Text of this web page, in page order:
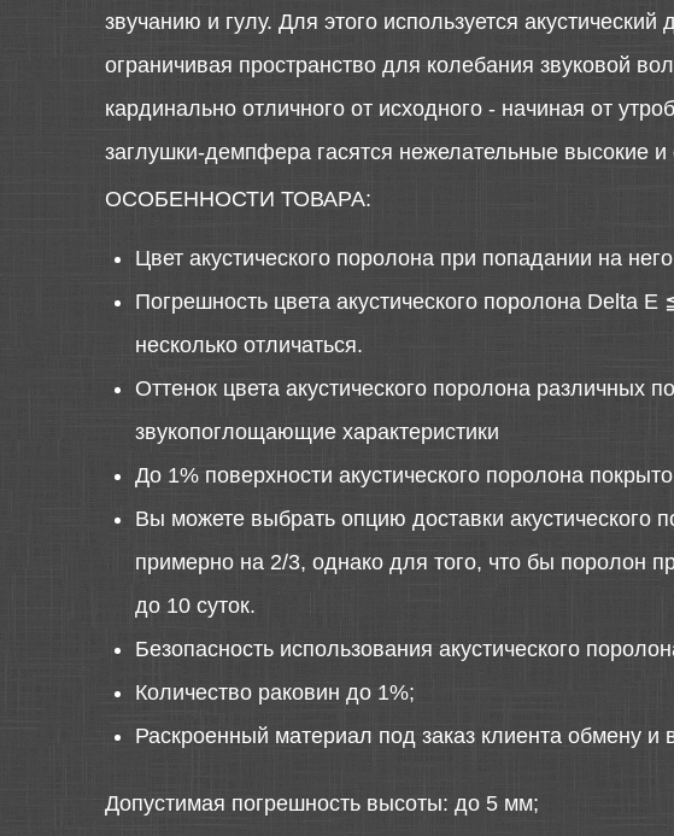
звучанию и гулу. Для этого используется
ограничивая пространство для колебания звуковой
кардинально отличного от исходного - начиная от
заглушки-демпфера гасятся нежелательные высокие и
ОСОБЕННОСТИ ТОВАРА:
Цвет акустического поролона при попадании на
Погрешность цвета акустического поролона Delta
несколько отличаться.
Оттенок цвета акустического поролона различных
звукопоглощающие характеристики
До 1% поверхности акустического поролона
Вы можете выбрать опцию доставки акустического
примерно на 2/3, однако для того, что бы поролон
до 10 суток.
Безопасность использования акустического
Количество раковин до 1%;
Раскроенный материал под заказ клиента обмену и
Допустимая погрешность высоты: до 5 мм;